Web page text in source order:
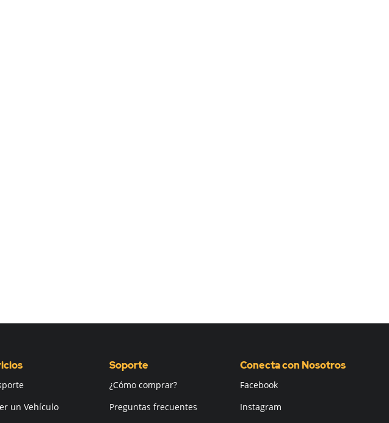
un Vehículo
Soporte
¿Cómo comprar?
Preguntas frecuentes
Conecta con Nosotros
Facebook
Instagram